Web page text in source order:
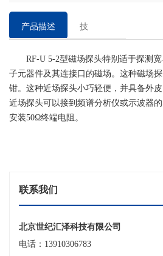
产品描述
技
参
数
RF-U 5-2型磁场探头特别适于探测宽
子元器件及其连接口的磁场。这种磁场
钳。这种近场探头小巧轻便，并具备外
近场探头可以接到频谱分析仪或示波器
安装50Ω终端电阻。
联系我们
北京世纪汇泽科技有限公司
电话：13910306783